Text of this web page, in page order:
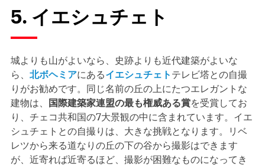
5. イエシュチェト
城よりも山がよいなら、史跡よりも近代建築がよいな
ら、 北ボヘミアにあるイエシュチェト テレビ塔との自撮
りがお勧めです。同じ名前の丘の上にたつエレガントな
建物は、
国際建築家連盟の最も権威ある賞を受賞してお
り、チェコ共和国の7大景観の中に含まれています。イエ
シュチェトとの自撮りは、大きな挑戦となります。リベ
レツから来る道なりの丘の下の谷から撮影はできます
が、近寄れば近寄るほど、撮影が困難なものになってき